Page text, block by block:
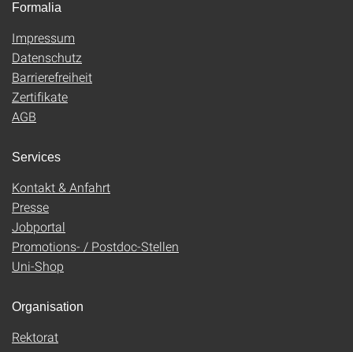
Formalia
Impressum
Datenschutz
Barrierefreiheit
Zertifikate
AGB
Services
Kontakt & Anfahrt
Presse
Jobportal
Promotions- / Postdoc-Stellen
Uni-Shop
Organisation
Rektorat